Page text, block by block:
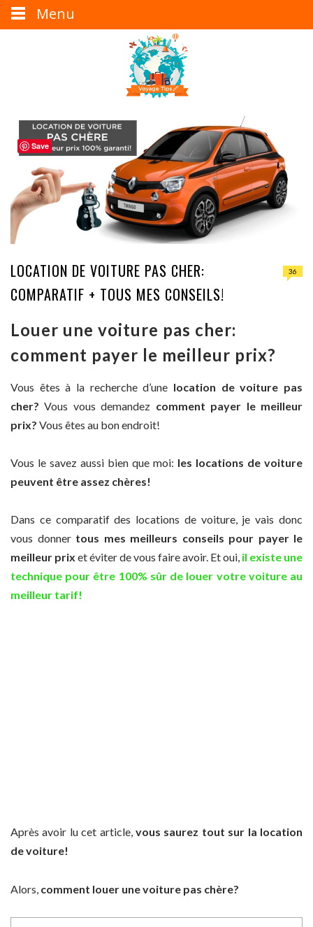
LOCATION DE VOITURE PAS CHER:
COMPARATIF + TOUS MES CONSEILS!
36
Louer une voiture pas cher:
comment payer le meilleur prix?
Vous êtes à la recherche d’une location de voiture pas
cher? Vous vous demandez comment payer le meilleur
prix? Vous êtes au bon endroit!
Vous le savez aussi bien que moi: les locations de voiture
peuvent être assez chères!
Dans ce comparatif des locations de voiture, je vais donc
vous donnertous mes meilleurs conseils pour payer le
meilleur prix et éviter de vous faire avoir. Et oui, il existe une
technique pour être 100% sûr de louer votre voiture au
meilleur tarif!
Après avoir lu cet article, vous saurez tout sur la location
de voiture!
Alors, comment louer une voiture pas chère?
Menu
Save